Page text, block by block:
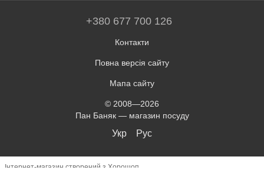
+380 677 700 126
Контакти
Повна версія сайту
Мапа сайту
© 2008—2026
Пан Баняк — магазин посуду
Укр Рус
Інтернет-магазин створений з Хорошоп